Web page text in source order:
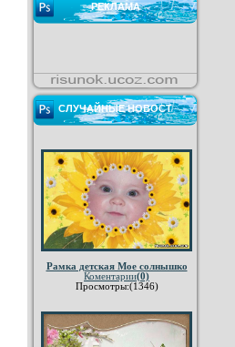
РЕКЛАМА
СЛУЧАЙНЫЕ НОВОСТ
Рамка детская Мое солнышко
Коментарии(0)
Просмотры:(1346)